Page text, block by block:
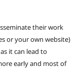
their work
or your own website)
it can lead to
early and most of